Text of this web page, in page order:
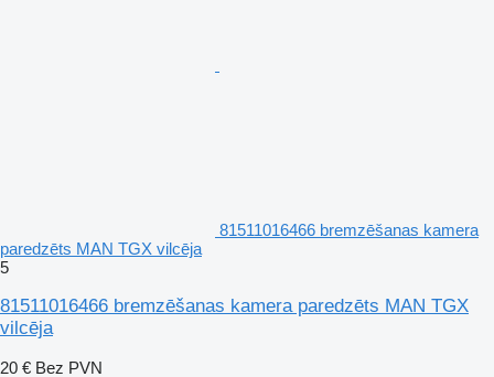
81511016466 bremzēšanas kamera
paredzēts MAN TGX vilcēja
5
81511016466 bremzēšanas kamera paredzēts MAN TGX
vilcēja
20 € Bez PVN